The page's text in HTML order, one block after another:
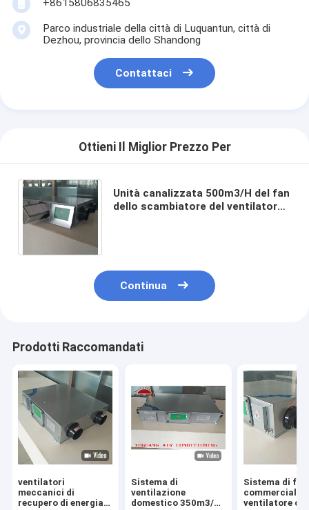
+8615806835465
Parco industriale della città di Luquantun, città di
Dezhou, provincia dello Shandong
Contattaci
Ottieni Il Miglior Prezzo Per
Unità canalizzata 500m3/H del fan
dello scambiatore del ventilatore
Continua
Prodotti Raccomandati
ventilatori
meccanici di
recupero di energia
Sistema di
ventilazione
domestico 350m3/H
Sistema di fan
commerciale
ventilatore